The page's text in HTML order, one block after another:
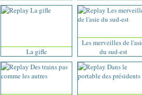
La gifle
Les merveilles de
du sud-est